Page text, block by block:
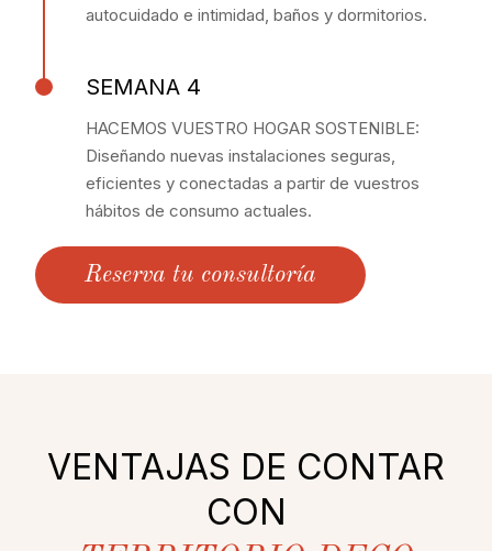
autocuidado e intimidad, baños y dormitorios.
SEMANA 4
HACEMOS VUESTRO HOGAR SOSTENIBLE:
Diseñando nuevas instalaciones seguras,
eficientes y conectadas a partir de vuestros
hábitos de consumo actuales.
Reserva tu consultoría
VENTAJAS DE CONTAR
CON